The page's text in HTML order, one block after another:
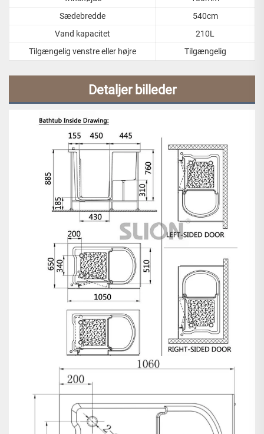
Sædebredde
540cm
Vand kapacitet
210L
Tilgængelig venstre eller højre
Tilgængelig
Detaljer billeder